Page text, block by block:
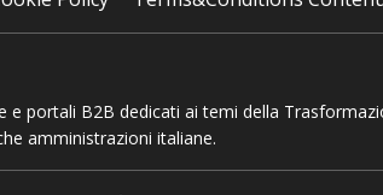
portali B2B dedicati ai temi della
amministrazioni italiane.